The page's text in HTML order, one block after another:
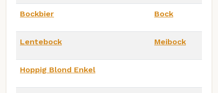
Bockbier Bock
Lentebock Meibock
Hoppig Blond Enkel